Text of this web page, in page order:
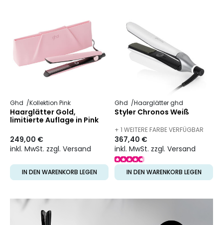
Ghd Kollektion Pink
Haarglätter Gold,
limitierte Auflage in Pink
249,00 €
inkl. MwSt. zzgl. Versand
IN DEN WARENKORB LEGEN
Ghd Haarglätter ghd
Styler Chronos Weiß
+ 1 WEITERE FARBE VERFÜGBAR
367,40 €
inkl. MwSt. zzgl. Versand
IN DEN WARENKORB LEGEN